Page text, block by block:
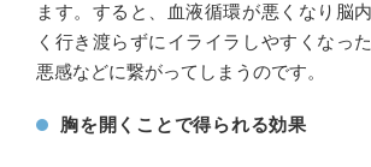
ます。すると、血液循環が悪くなり脳
く行き渡らずにイライラしやすくなっ
悪感などに繋がってしまうのです。
胸を開くことで得られる効果